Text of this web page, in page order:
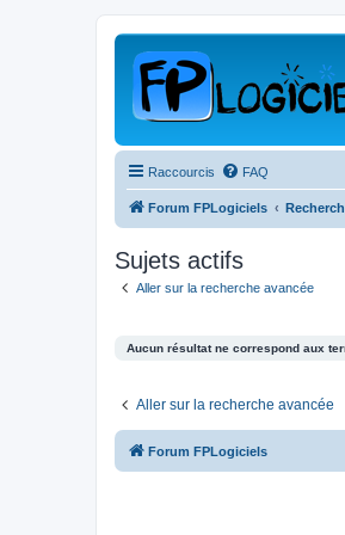
Raccourcis FAQ
Forum FPLogiciels
Sujets actifs
Aller sur la recherche avancée
Aucun résultat ne correspond aux
Aller sur la recherche avancée
Forum FPLogiciels